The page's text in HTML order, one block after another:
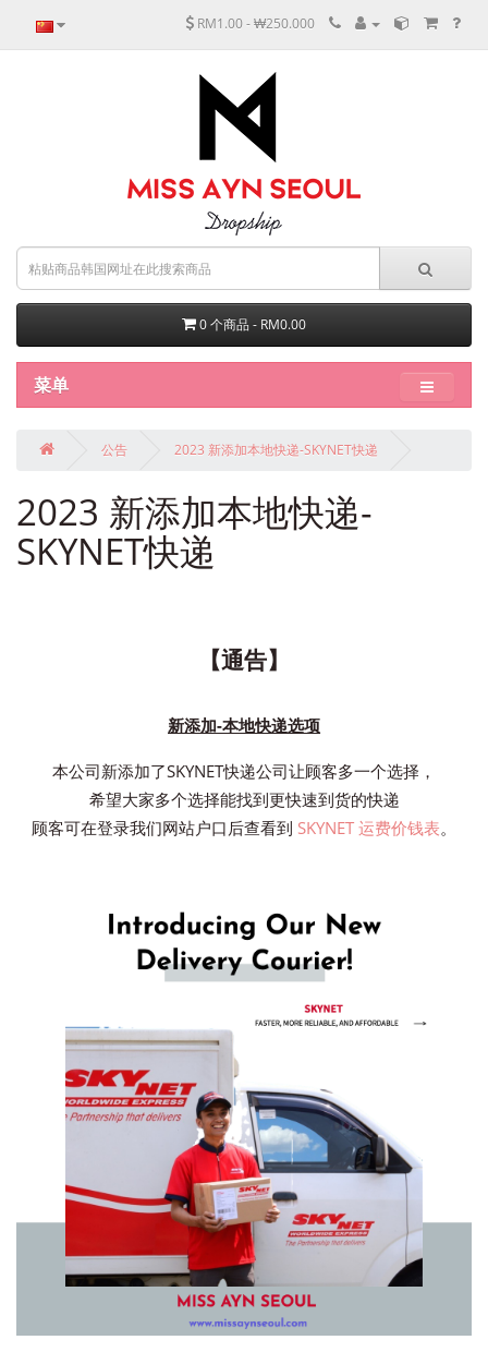
RM1.00 - ₩250.000
0 个商品 - RM0.00
菜单
公告 2023 新添加本地快递-SKYNET快递
2023 新添加本地快递-
SKYNET快递
【通告】
新添加-本地快递选项
本公司新添加了SKYNET快递公司让顾客多一个选择，
希望大家多个选择能找到更快速到货的快递
顾客可在登录我们网站户口后查看到 SKYNET 运费价钱表。